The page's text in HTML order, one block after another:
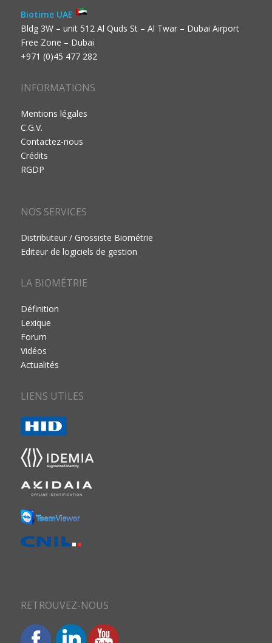
Biotime UAE
Bldg 3W – unit 512 Al Quds St – Al Twar – Dubai Airport
Free Zone – Dubai
+971 (0)45 477 282
INFORMATIONS
Mentions légales
C.G.V.
Contactez-nous
Crédits
RGDP
NOS SERVICES
Distributeur / Grossiste Biométrie
Editeur de logiciels de gestion
LA BIOMÉTRIE
Définition
Lexique
Forum
Vidéos
Actualités
LIENS UTILES
RETROUVEZ-NOUS